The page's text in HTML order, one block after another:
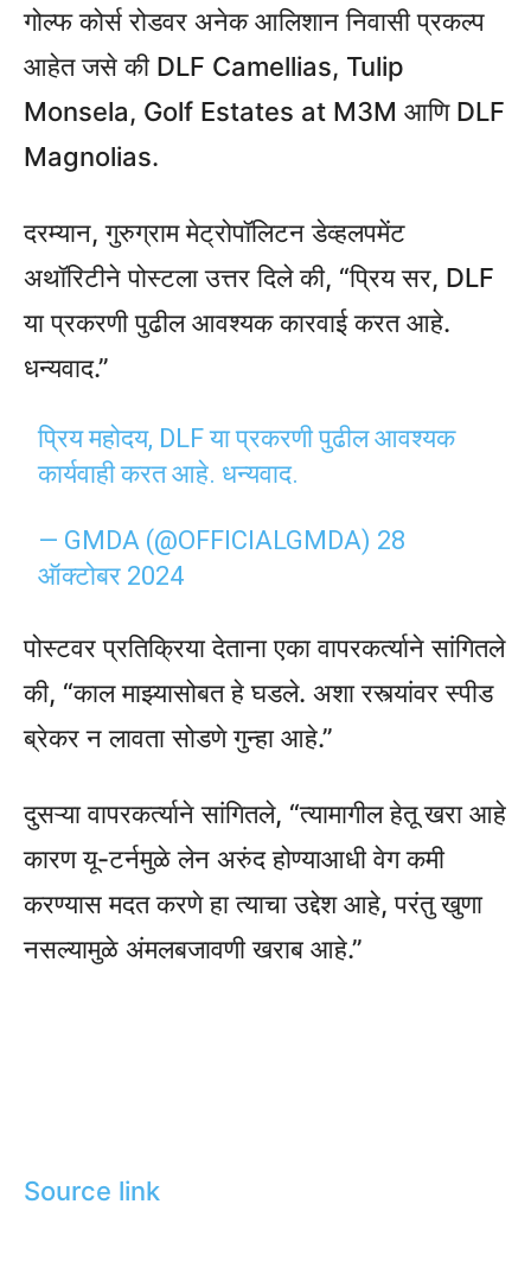
गोल्फ कोर्स रोडवर अनेक आलिशान निवासी प्रकल्प
आहेत जसे की DLF Camellias, Tulip
Monsela, Golf Estates at M3M आणि DLF
Magnolias.
दरम्यान, गुरुग्राम मेट्रोपॉलिटन डेव्हलपमेंट
अथॉरिटीने पोस्टला उत्तर दिले की, “प्रिय सर, DLF
या प्रकरणी पुढील आवश्यक कारवाई करत आहे.
धन्यवाद.”
प्रिय महोदय, DLF या प्रकरणी पुढील आवश्यक
कार्यवाही करत आहे. धन्यवाद.
— GMDA (@OFFICIALGMDA) 28
ऑक्टोबर 2024
पोस्टवर प्रतिक्रिया देताना एका वापरकर्त्याने सांगितले
की, “काल माझ्यासोबत हे घडले. अशा रस्त्यांवर स्पीड
ब्रेकर न लावता सोडणे गुन्हा आहे.”
दुसऱ्या वापरकर्त्याने सांगितले, “त्यामागील हेतू खरा आहे
कारण यू-टर्नमुळे लेन अरुंद होण्याआधी वेग कमी
करण्यास मदत करणे हा त्याचा उद्देश आहे, परंतु खुणा
नसल्यामुळे अंमलबजावणी खराब आहे.”
Source link